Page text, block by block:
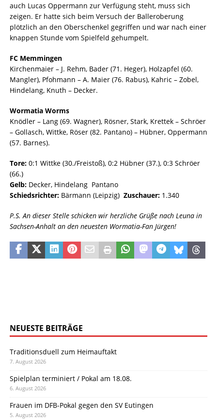
auch Lucas Oppermann zur Verfügung steht, muss sich
zeigen. Er hatte sich beim Versuch der Balleroberung
plötzlich an den Oberschenkel gegriffen und war nach einer
knappen Stunde vom Spielfeld gehumpelt.
FC Memmingen
Kirchenmaier – J. Rehm, Bader (71. Heger), Holzapfel (60.
Mangler), Pfohmann – A. Maier (76. Rabus), Kahric – Zobel,
Hindelang, Knuth – Decker.
Wormatia Worms
Knödler – Lang (69. Wagner), Rösner, Stark, Krettek – Schröer
– Gollasch, Wittke, Röser (82. Pantano) – Hübner, Oppermann
(57. Barnes).
Tore: 0:1 Wittke (30./Freistoß), 0:2 Hübner (37.), 0:3 Schröer
(66.)
Gelb: Decker, Hindelang  Pantano
Schiedsrichter: Bärmann (Leipzig) Zuschauer: 1.340
P.S. An dieser Stelle schicken wir herzliche Grüße nach Leuna in
Sachsen-Anhalt an den neuesten Wormatia-Fan Jürgen!
NEUESTE BEITRÄGE
Traditionsduell zum Heimauftakt
7. August 2026
Spielplan terminiert / Pokal am 18.08.
6. August 2026
Frauen im DFB-Pokal gegen den SV Eutingen
5. August 2026